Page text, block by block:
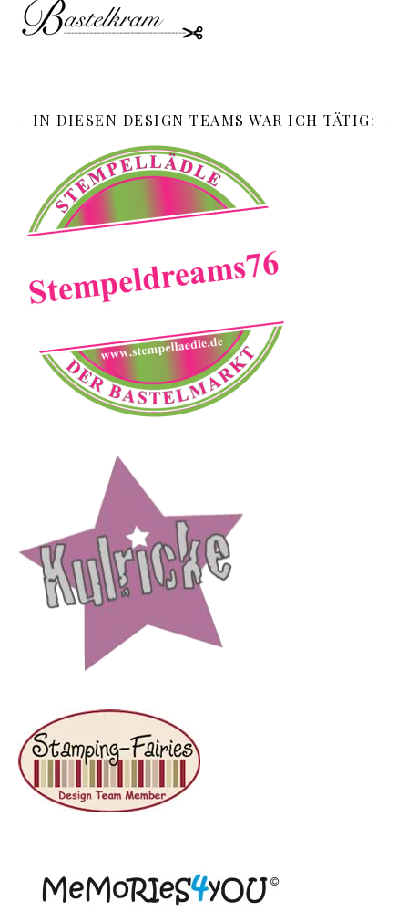
IN DIESEN DESIGN TEAMS WAR ICH TÄTIG: